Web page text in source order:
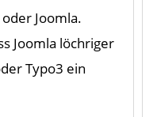
Joomla.
Joomla löchriger
Typo3 ein